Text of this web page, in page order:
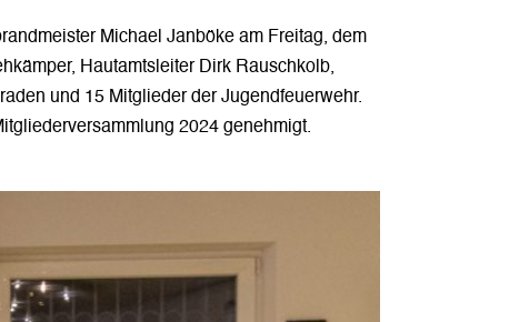
Michael Janböke am Freitag, dem
Hautamtsleiter Dirk Rauschkolb,
und 15 Mitglieder der Jugendfeuerwehr.
2024 genehmigt.